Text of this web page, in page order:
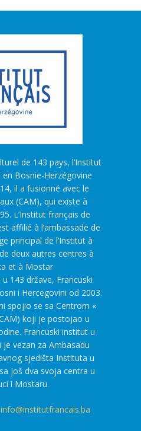
de 143 pays, l’Institut
Bosnie-Herzégovine
il a fusionné avec le
(CAM), qui existe à
L’Institut français de
affilié à l’ambassade de
principal de l’Institut à
deux autres centres à
et à Mostar.
143 države, Francuski
i Hercegovini od 2003.
spojio se sa Centrom «
koji je postojao u
Francuski institut u
vezan za Ambasadu
sjedišta Instituta u
još dva svoja centra u
i Mostaru.
info@institutfrancais.ba